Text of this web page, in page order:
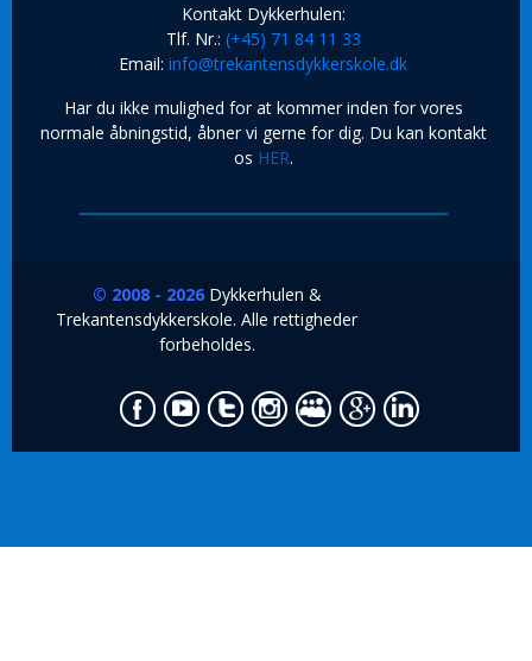
Kontakt Dykkerhulen:
Tlf. Nr.: (+45) 71 84 11 33
Email: info@trekantensdykkerskole.dk
Har du ikke mulighed for at kommer inden for vores
normale åbningstid, åbner vi gerne for dig. Du kan kontakt
os HER.
© 2008 - 2026 Dykkerhulen &
Trekantensdykkerskole. Alle rettigheder
forbeholdes.